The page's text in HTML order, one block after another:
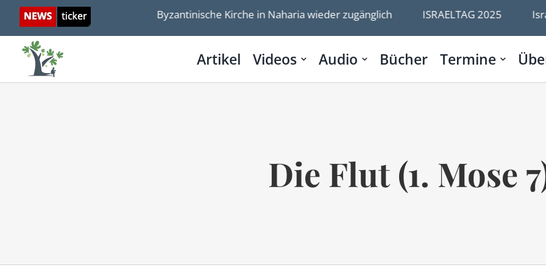
Skip
content
für Israel-Solidarität Byzantinische Kirche in Naharia wieder zugänglich ISRAELTAG 2025
Artikel Videos Audio Bücher Termine
Die Flut (1. Mose